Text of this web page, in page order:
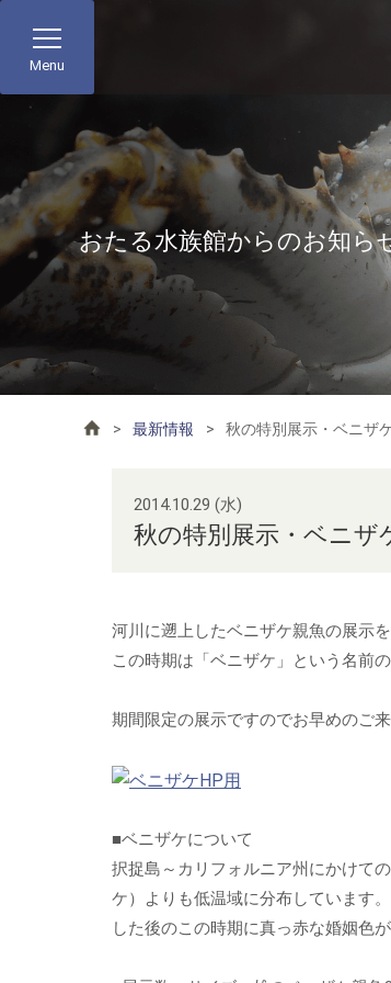
Menu
おたる水族館からのお知ら
最新情報 秋の特別展示・ベニザ
2014.10.29 (水)
秋の特別展示・ベニザ
河川に遡上したベニザケ親魚の展示を
この時期は「ベニザケ」という名前
期間限定の展示ですのでお早めのご
■ベニザケについて
択捉島～カリフォルニア州にかけて
ケ）よりも低温域に分布しています
した後のこの時期に真っ赤な婚姻色